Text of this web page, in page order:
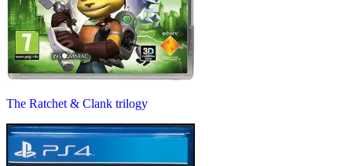
The Ratchet & Clank trilogy